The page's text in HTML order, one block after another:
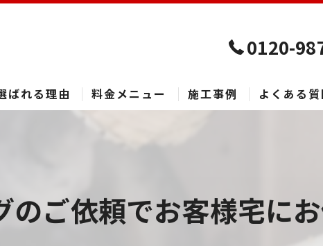
0120-
ばれる理由 料金メニュー 施工事例 よくある質
のご依頼でお客様宅に